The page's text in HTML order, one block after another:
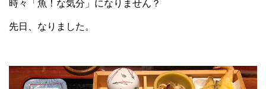
時々「魚！な気分」になりません？
先日、なりました。